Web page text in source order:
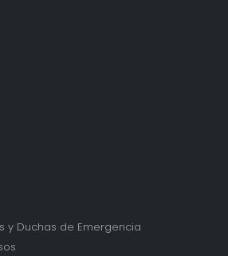
y Duchas de Emergencia